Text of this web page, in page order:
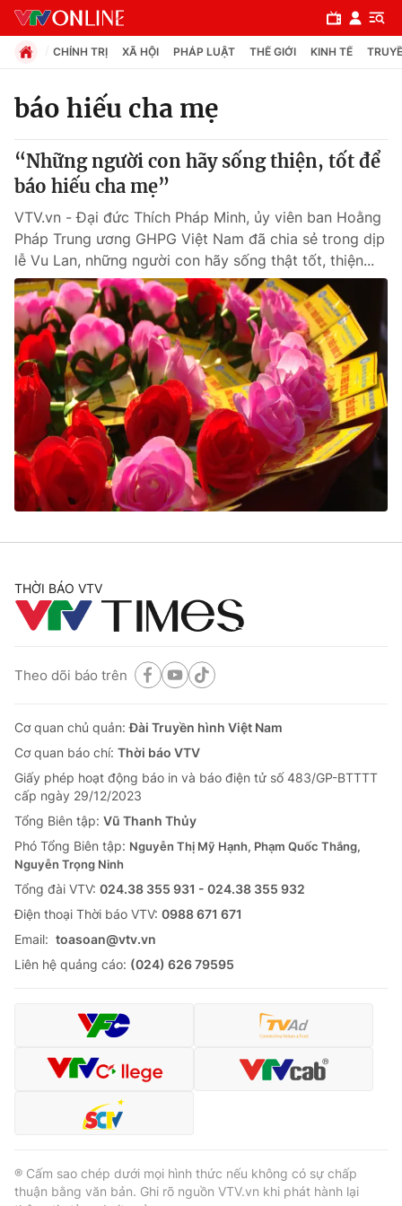
Chuyên mục
Chính trị
Xã hội
Pháp luật
Y tế
Thế giới
Tin tức
Thế giới đó đây
Câu chuyện quốc tế
Kinh tế
Tài chính
Thị trường
Góc doanh nghiệp
Dữ liệu và đời sống
Truyền hình
Phim VTV
Hậu trường
Giải sao mai
Giải trí
Điện ảnh
Âm nhạc
Du lịch
Làm đẹp
Chất lượng cuộc sống
Tuyển sinh
Học trực tuyến
Công nghệ
Hitech Công nghệ tương lai
Sản phẩm
Thị trường
Tư vấn
Giao lưu trực tuyến
Lịch phát sóng
Chuyên mục khác
Emagazine Podcast
Video Shorts video
VTV Money
VTV Sức khoẻ Bất động sản
CHÍNH TRỊ XÃ HỘI PHÁP LUẬT THẾ GIỚI KINH TẾ
báo hiếu cha mẹ
“Những người con hãy sống thiện, tốt để
báo hiếu cha mẹ”
VTV.vn - Đại đức Thích Pháp Minh, ủy viên ban Hoằng
Pháp Trung ương GHPG Việt Nam đã chia sẻ trong dịp
lễ Vu Lan, những người con hãy sống thật tốt, thiện...
THỜI BÁO VTV
Theo dõi báo trên
Cơ quan chủ quản:Đài Truyền hình Việt Nam
Cơ quan báo chí: Thời báo VTV
Giấy phép hoạt động báo in và báo điện tử số 483/GP-BTTTT
cấp ngày 29/12/2023
Tổng Biên tập: Vũ Thanh Thủy
Phó Tổng Biên tập: Nguyễn Thị Mỹ Hạnh, Phạm Quốc Thắng,
Nguyễn Trọng Ninh
Tổng đài VTV: 024.38 355 931 - 024.38 355 932
Ðiện thoại Thời báo VTV: 0988 671 671
Email: toasoan@vtv.vn
Liên hệ quảng cáo: (024) 626 79595
® Cấm sao chép dưới mọi hình thức nếu không có sự chấp
thuận bằng văn bản. Ghi rõ nguồn VTV.vn khi phát hành lại